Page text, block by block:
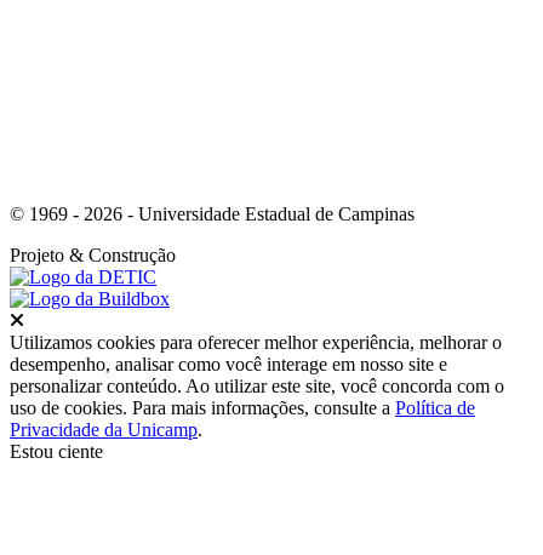
© 1969 - 2026 - Universidade Estadual de Campinas
Projeto & Construção
Utilizamos cookies para oferecer melhor experiência, melhorar o
desempenho, analisar como você interage em nosso site e
personalizar conteúdo. Ao utilizar este site, você concorda com o
uso de cookies. Para mais informações, consulte a Política de
Privacidade da Unicamp.
Estou ciente